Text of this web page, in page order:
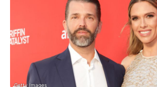
Getty Images